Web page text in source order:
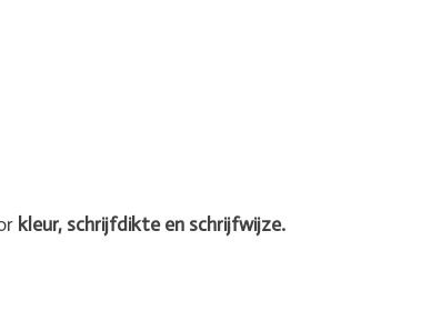
kleur, schrijfdikte en schrijfwijze.